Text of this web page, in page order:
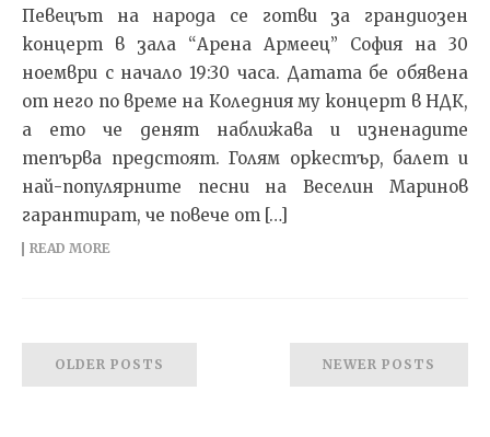
Певецът на народа се готви за грандиозен
концерт в зала “Арена Армеец” София на 30
ноември с начало 19:30 часа. Датата бе обявена
от него по време на Коледния му концерт в НДК,
а ето че денят наближава и изненадите
тепърва предстоят. Голям оркестър, балет и
най-популярните песни на Веселин Маринов
гарантират, че повече от […]
READ MORE
OLDER POSTS NEWER POSTS